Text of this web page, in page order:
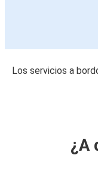
Los servicios a
¿A